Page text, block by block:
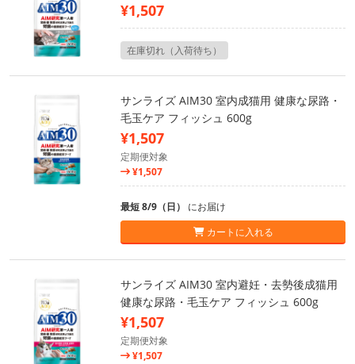
¥1,507
在庫切れ（入荷待ち）
サンライズ AIM30 室内成猫用 健康な尿路・
毛玉ケア フィッシュ 600g
¥1,507
定期便対象
¥1,507
最短 8/9（日） にお届け
カートに入れる
サンライズ AIM30 室内避妊・去勢後成猫用
健康な尿路・毛玉ケア フィッシュ 600g
¥1,507
定期便対象
¥1,507